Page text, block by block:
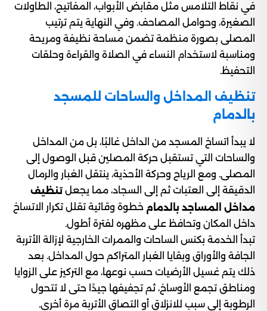
في نقاط التلامس مثل مقابض الأبواب، المفاتيح، الطاولات
الصغيرة، وحوامل المصاحف. وفي النهاية يتم ترتيب
المصلى بصورة منظمة تضمن مساحة نظيفة ومريحة
ومناسبة لاستخدام النساء في الصلاة والقراءة وحلقات
التحفيظ.
تنظيف المداخل والساحات للمسجد
بالدمام
لا يبدأ اتساخ المسجد من الداخل غالبًا، بل من المداخل
والساحات التي تستقبل حركة المصلين قبل الوصول إلى
المصلى. ومع الرياح وحركة الأحذية، ينتقل الغبار والرمال
الدقيقة إلى العتبات ثم إلى السجاد، مما يجعلتنظيف
مداخل المساجد بالدمام خطوة وقائية تقلل تكرار الاتساخ
داخل المكان وتحافظ على مظهره لفترة أطول.
تبدأ الخدمة بكنس الساحات والممرات الخارجية لإزالة الأتربة
الجافة والأوراق وبقايا الغبار المتراكم حول المداخل. بعد
ذلك يتم غسيل الأرضيات حسب نوعها، مع التركيز على الزوايا
ومناطق تجمع الأوساخ، ثم تجفيفها جيدًا حتى لا تتحول
الرطوبة إلى سبب للانزلاق أو التصاق الأتربة مرة أخرى.